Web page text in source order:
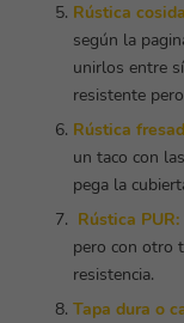
Rústica
según la
unirlos entre
resistente
Rústica
un taco con
pega la
Rústica PUR:
pero con otro
resistencia.
Tapa dura o